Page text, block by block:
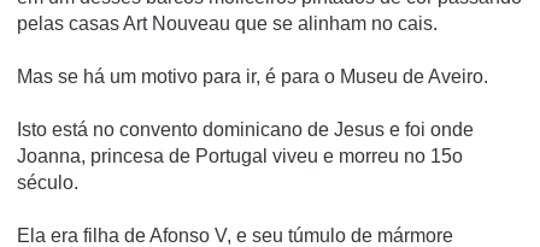
pelas casas Art Nouveau que se alinham no cais.
Mas se há um motivo para ir, é para o Museu de Aveiro.
Isto está no convento dominicano de Jesus e foi onde
Joanna, princesa de Portugal viveu e morreu no 15o
século.
Ela era filha de Afonso V, e seu túmulo de mármore